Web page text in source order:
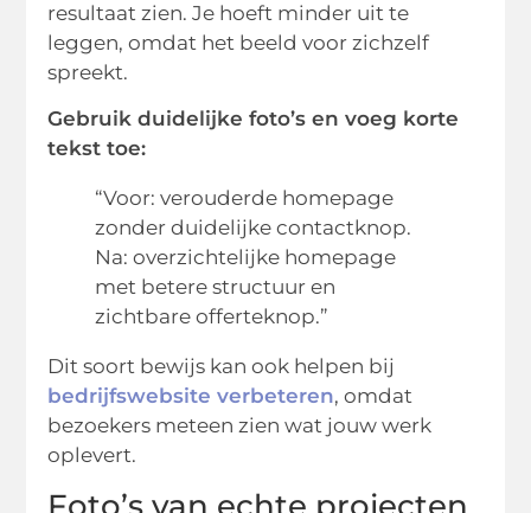
resultaat zien. Je hoeft minder uit te
leggen, omdat het beeld voor zichzelf
spreekt.
Gebruik duidelijke foto’s en voeg korte
tekst toe:
“Voor: verouderde homepage
zonder duidelijke contactknop.
Na: overzichtelijke homepage
met betere structuur en
zichtbare offerteknop.”
Dit soort bewijs kan ook helpen bij
bedrijfswebsite verbeteren, omdat
bezoekers meteen zien wat jouw werk
oplevert.